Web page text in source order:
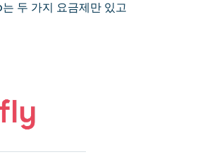
두 가지 요금제만 있고